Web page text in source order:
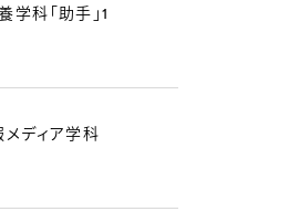
科「助手」1
ディア学科